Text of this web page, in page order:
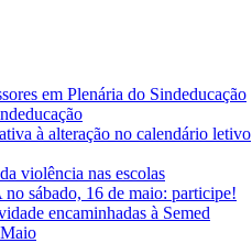
em Plenária do Sindeducação
à alteração no calendário letivo
violência nas escolas
sábado, 16 de maio: participe!
encaminhadas à Semed